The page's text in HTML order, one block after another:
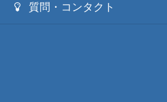
質問・コンタクト